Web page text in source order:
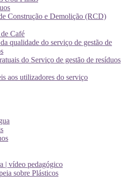
Construção e Demolição (RCD)
Café
qualidade do serviço de gestão de
do Serviço de gestão de resíduos
aos utilizadores do serviço
| vídeo pedagógico
sobre Plásticos